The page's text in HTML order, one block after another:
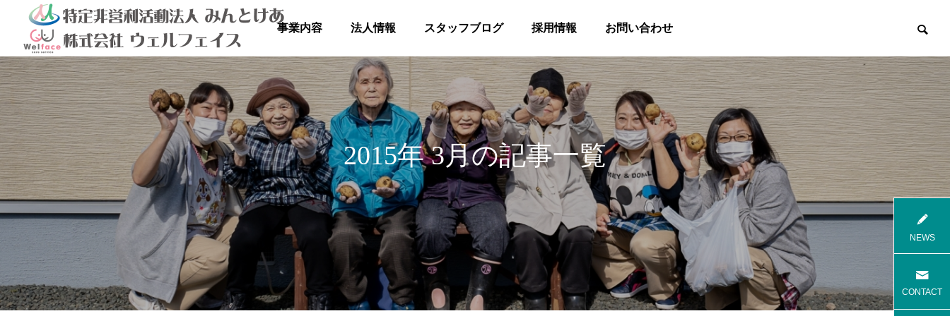
事業内容 法人情報 スタッフブログ 採用情報 お問い合わせ
秋のドライブ
高齢者等共同住宅 みんとの里
青空散髪
高齢者等共同住宅 みんとの里
合同花火
高齢者等共同住宅 みんとの里
8月花火
高齢者等共同住宅 みんとの里
8月焼肉
高齢者等共
 
2015年 3月の記事一覧
NEWS
CONTACT